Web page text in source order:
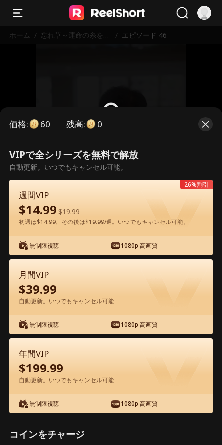
ホーム / 忘れ草～運命の糸を辿
/ エピソード 46
こちらは有料のエピソードです。視
聴いただくには解放が必要です。
アプリ内で無料視聴可能
エピソード46 - 忘れ草～運命の糸を辿っ
て～ 映画フル
1-50 51-72
46 48 49
価格: 60 残高: 0
VIPで全シリーズを無料で解放
自動更新。いつでもキャンセル可能。
週間VIP
$14.99 $19.99
初週は$14.99、その後は$19.99/週。いつでもキャンセル可能。
無制限視聴 1080p 高画質
26%割引
月間VIP
$39.99
自動更新。いつでもキャンセル可能
無制限視聴 1080p 高画質
年間VIP
$199.99
自動更新。いつでもキャンセル可能
無制限視聴 1080p 高画質
コインをチャージ